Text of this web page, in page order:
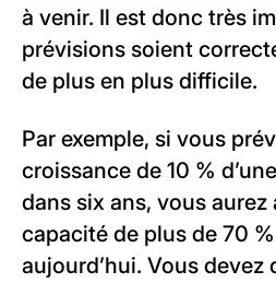
à venir. Il est donc très
prévisions soient
de plus en plus difficile.
Par exemple, si vous
croissance de 10 %
dans six ans, vous
capacité de plus de 70
aujourd’hui. Vous